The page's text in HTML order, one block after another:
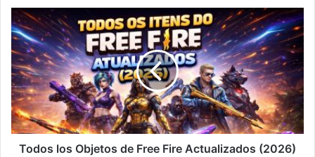
Todos
los
Objetos
de
Free
Fire
Actualizados
(2026)
Todos los Objetos de Free Fire Actualizados (2026)